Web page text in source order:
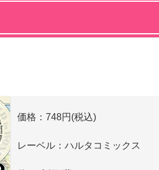
価格：748円(税込)
レーベル：ハルタコミックス